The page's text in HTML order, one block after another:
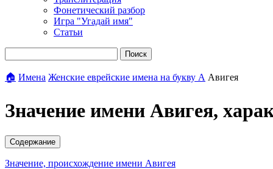
Фонетический разбор
Игра "Угадай имя"
Статьи
Поиск
🏠 Имена Женские еврейские имена на букву А Авигея
Значение имени Авигея,
Содержание
Значение, происхождение имени Авигея